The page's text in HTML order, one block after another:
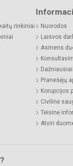
rinkiniai
Nuorodos
Laisvos
Asmens
Pranešėjų
Korupcijos
Civilinė
Teisinė
Atviri